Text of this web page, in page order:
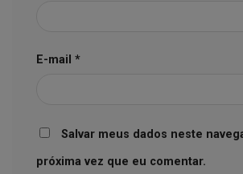
E-mail *
Salvar meus dados neste
próxima vez que eu comentar.